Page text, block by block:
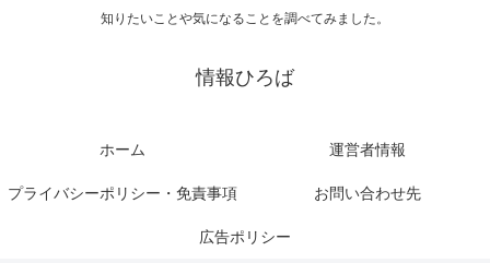
知りたいことや気になることを調べてみました。
情報ひろば
ホーム 運営者情報
プライバシーポリシー・免責事項 お問い合わせ先
広告ポリシー